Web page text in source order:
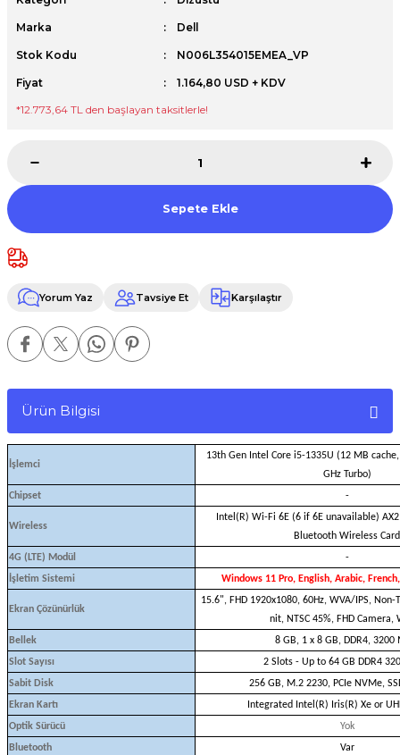
/ XPS+GPU
Marka Dell
Stok Kodu N006L354015EMEA_VP
Fiyat
1.164,80 USD + KDV
*12.773,64 TL den başlayan taksitlerle!
Sepete Ekle
Yorum Yaz Tavsiye Et Karşılaştır
Ürün Bilgisi
İşlemci
13th Gen Intel Core i5-1335U (12 MB
GHz Turbo)
Chipset
-
Wireless
Intel(R) Wi-Fi 6E (6 if 6E unavailable)
Bluetooth Wireless Card
4G (LTE) Modül
-
İşletim Sistemi
Windows 11 Pro, English, Arabic,
Ekran Çözünürlük
15.6", FHD 1920x1080, 60Hz, WVA/IPS,
nit, NTSC 45%, FHD Camera,
Bellek
8 GB, 1 x 8 GB, DDR4, 3200
Slot Sayısı
2 Slots - Up to 64 GB DDR4
Sabit Disk
256 GB, M.2 2230, PCIe NVMe,
Ekran Kartı
Integrated Intel(R) Iris(R) Xe or
Optik Sürücü
Yok
Bluetooth
Var